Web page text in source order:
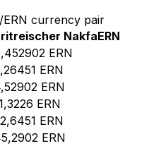
currency pair
NakfaERN
ERN
ERN
ERN
ERN
ERN
ERN